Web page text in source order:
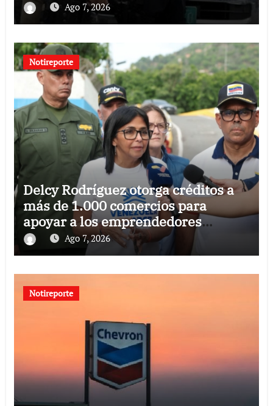
Ago 7, 2026
Notireporte
Delcy Rodríguez otorga créditos a
más de 1.000 comercios para
apoyar a los emprendedores
afectados por los terremotos
Ago 7, 2026
Notireporte